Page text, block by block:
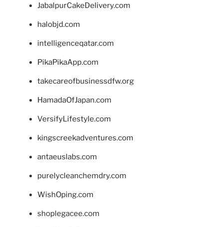
JabalpurCakeDelivery.com
halobjd.com
intelligenceqatar.com
PikaPikaApp.com
takecareofbusinessdfw.org
HamadaOfJapan.com
VersifyLifestyle.com
kingscreekadventures.com
antaeuslabs.com
purelycleanchemdry.com
WishOping.com
shoplegacee.com